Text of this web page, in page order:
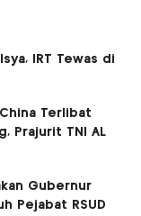
IRT Tewas di
Terlibat
Prajurit TNI AL
Gubernur
Pejabat RSUD